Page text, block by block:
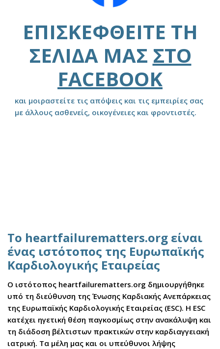
ΕΠΙΣΚΕΦΘΕΊΤΕ ΤΗ
ΣΕΛΊΔΑ ΜΑΣ ΣΤΟ
FACEBOOK
και μοιραστείτε τις απόψεις και τις εμπειρίες σας
με άλλους ασθενείς, οικογένειες και φροντιστές.
Το heartfailurematters.org είναι
ένας ιστότοπος της Ευρωπαϊκής
Καρδιολογικής Εταιρείας
Ο ιστότοπος heartfailurematters.org δημιουργήθηκε
υπό τη διεύθυνση της Ένωσης Καρδιακής Ανεπάρκειας
της Ευρωπαϊκής Καρδιολογικής Εταιρείας (ESC). Η ESC
κατέχει ηγετική θέση παγκοσμίως στην ανακάλυψη και
τη διάδοση βέλτιστων πρακτικών στην καρδιαγγειακή
ιατρική. Τα μέλη μας και οι υπεύθυνοι λήψης